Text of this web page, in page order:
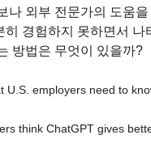
나 외부 전문가의 도움
경험하지 못하면서
방법은 무엇이 있을까?
U.S. employers need to
think ChatGPT gives